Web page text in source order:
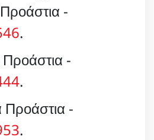
-
.
Προάστια -
.
Προάστια -
.